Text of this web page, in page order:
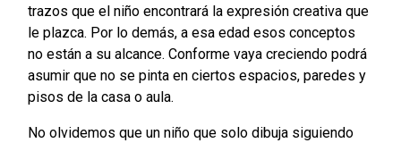
trazos que el niño encontrará la expresión creativa que
le plazca. Por lo demás, a esa edad esos conceptos
no están a su alcance. Conforme vaya creciendo podrá
asumir que no se pinta en ciertos espacios, paredes y
pisos de la casa o aula.
No olvidemos que un niño que solo dibuja siguiendo